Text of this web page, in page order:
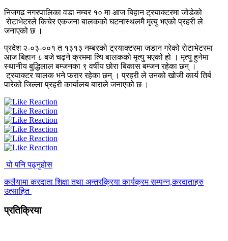
निजगढ नगरपालिका वडा नम्बर १० मा आज बिहान ट्रयाक्टरमा जोडेको
रोटाभेटरले किचेर एकजना बालकको घटनास्थलमै मृत्यु भएको प्रहरी ले
जनाएको छ ।
प्रदेश २-०३-००१ त १३१३ नम्बरको ट्रयाक्टरमा जडान गरेको रोटाभेटरमा
आज बिहान ८ बजे चढ्ने क्रममा त्यि बालकको मृत्यु भएको हो । मृत्यु हुनेमा
स्थानीय बुद्धिलाल बम्जनका ९ वर्षीय छोरा बिकास बम्जन रहेका छन् ।
ट्रयाक्टर चालक भने फरार रहेका छन् । प्रहरी ले उनको खोजी कार्य तिर्ब
पारेको जिल्ला प्रहरी कार्यालय बाराले जनाएको छ ।
यो पनि पढ्नुहोस
कलैयामा करदाता शिक्षा तथा अन्तरक्रिया कार्यक्रम सम्पन्न,करदाताहरु
उत्साहित
प्रतिक्रिया